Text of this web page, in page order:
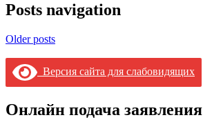
Posts navigation
Older posts
Версия сайта для слабовидящих
Онлайн подача заявления